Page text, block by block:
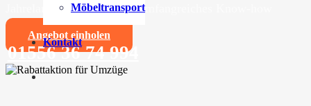
Möbeltransport
Kontakt
Jahrelange Erfahrung und umfangreiches Know-how
Angebot einholen
01556 36 74 994